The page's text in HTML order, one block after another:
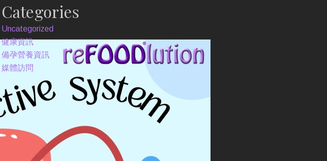
Categories
Uncategorized
健康資訊
備孕營養資訊
媒體訪問